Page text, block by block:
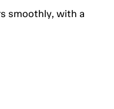
smoothly, with a